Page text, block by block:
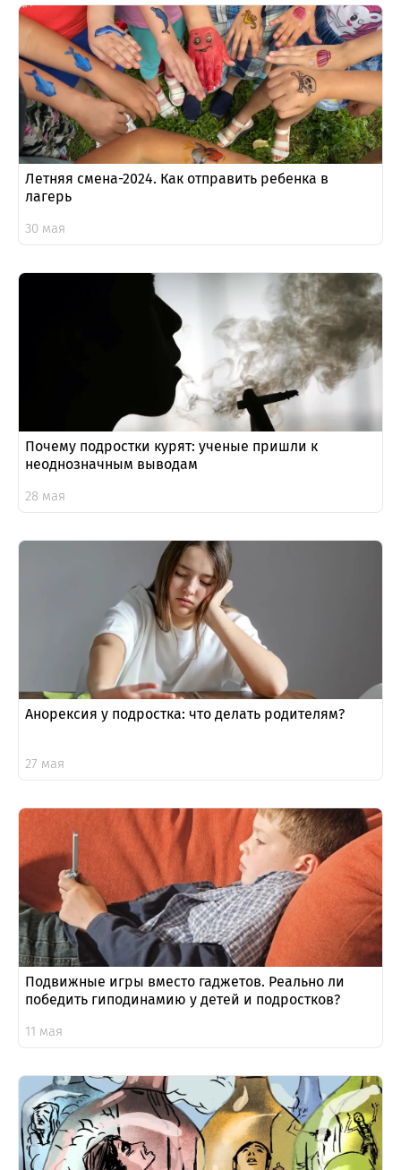
Летняя смена-2024. Как отправить ребенка в
лагерь
30 мая
Почему подростки курят: ученые пришли к
неоднозначным выводам
28 мая
Анорексия у подростка: что делать родителям?
27 мая
Подвижные игры вместо гаджетов. Реально ли
победить гиподинамию у детей и подростков?
11 мая